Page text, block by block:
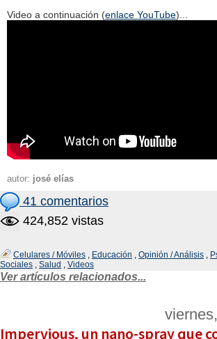
Video a continuación (enlace YouTube)...
autor: josé elías
41 comentarios
424,852 vistas
Celulares / Móviles , Educación , Opinión / Análisis ,
Sociales , Salud , Videos
Ver artículos relacionados...
Impervious, un nano-spray que